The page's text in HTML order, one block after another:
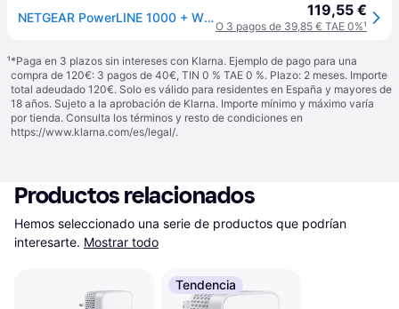
NETGEAR PowerLINE 1000 + WiFi 1000 Mbit/s Ethernet PLW1000-100PES 119,55 €
O 3 pagos de 39,85 € TAE 0%¹
¹*Paga en 3 plazos sin intereses con Klarna. Ejemplo de pago para una
compra de 120€: 3 pagos de 40€, TIN 0 % TAE 0 %. Plazo: 2 meses. Importe
total adeudado 120€. Solo es válido para residentes en España y mayores de
18 años. Sujeto a la aprobación de Klarna. Importe mínimo y máximo varía
por tienda. Consulta los términos y resto de condiciones en
https://www.klarna.com/es/legal/.
Productos relacionados
Hemos seleccionado una serie de productos que podrían
interesarte. Mostrar todo
Tendencia